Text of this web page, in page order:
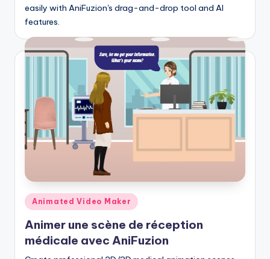
U
p
d
e
s
easily with AniFuzion's drag-and-drop tool and AI
features.
Posted
in
Animated Video Maker
Animer une scène de réception
médicale avec AniFuzion